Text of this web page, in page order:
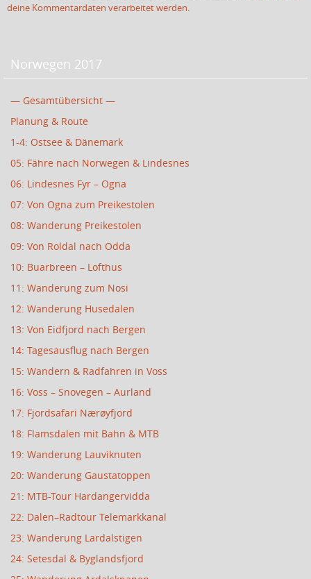
deine Kommentardaten verarbeitet werden.
Norwegen 2017
— Gesamtübersicht —
Planung & Route
1-4: Ostsee & Dänemark
05: Fähre nach Norwegen & Lindesnes
06: Lindesnes Fyr – Ogna
07: Von Ogna zum Preikestolen
08: Wanderung Preikestolen
09: Von Roldal nach Odda
10: Buarbreen – Lofthus
11: Wanderung zum Nosi
12: Wanderung Husedalen
13: Von Eidfjord nach Bergen
14: Tagesausflug nach Bergen
15: Wandern & Radfahren in Voss
16: Voss – Snovegen – Aurland
17: Fjordsafari Nærøyfjord
18: Flamsdalen mit Bahn & MTB
19: Wanderung Lauviknuten
20: Wanderung Gaustatoppen
21: MTB-Tour Hardangervidda
22: Dalen–Radtour Telemarkkanal
23: Wanderung Lardalstigen
24: Setesdal & Byglandsfjord